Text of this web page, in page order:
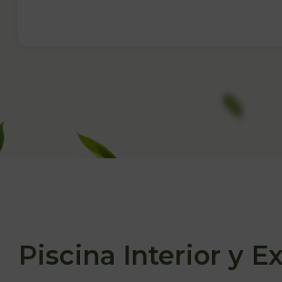
My Natura
Piscina Interior y